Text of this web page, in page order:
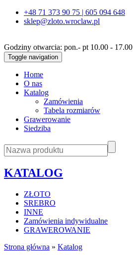
+48 71 373 90 75 | 605 094 648
sklep@zloto.wroclaw.pl
Godziny otwarcia: pon.- pt 10.00 - 17.00
Toggle navigation
Home
O nas
Katalog
Zamówienia
Tabela rozmiarów
Grawerowanie
Siedziba
KATALOG
ZŁOTO
SREBRO
INNE
Zamówienia indywidualne
GRAWEROWANIE
Strona główna » Katalog